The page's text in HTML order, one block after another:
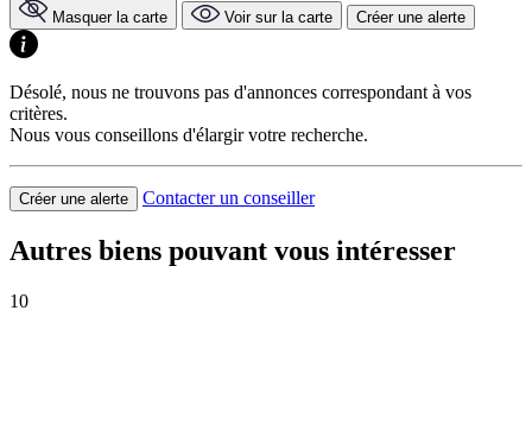
Masquer la carte Voir sur la carte Créer une alerte
Désolé, nous ne trouvons pas d'annonces correspondant à vos
critères.
Nous vous conseillons d'élargir votre recherche.
Créer une alerte Contacter un conseiller
Autres biens pouvant vous intéresser
10